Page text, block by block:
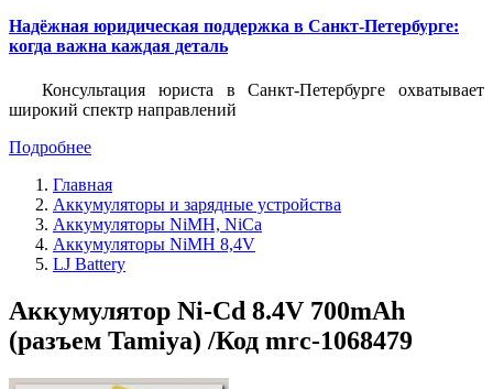
Надёжная юридическая поддержка в Санкт-Петербурге:
когда важна каждая деталь
Консультация юриста в Санкт-Петербурге охватывает
широкий спектр направлений
Подробнее
Главная
Аккумуляторы и зарядные устройства
Аккумуляторы NiMH, NiCa
Аккумуляторы NiMH 8,4V
LJ Battery
Аккумулятор Ni-Cd 8.4V 700mAh
(разъем Tamiya) /Код mrc-1068479